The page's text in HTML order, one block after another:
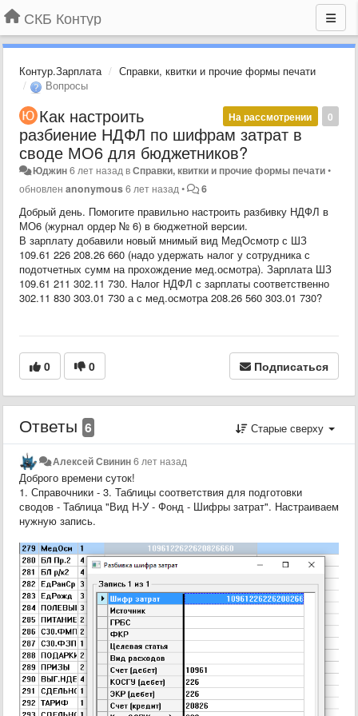
СКБ Контур
Контур.Зарплата
Справки, квитки и прочие формы печати
Вопросы
0
На рассмотрении
Как настроить
разбиение НДФЛ по шифрам затрат в
своде МО6 для бюджетников?
Юджин6 лет назад вСправки, квитки и прочие формы печати•
обновлен anonymous6 лет назад • 6
Добрый день. Помогите правильно настроить разбивку НДФЛ в
МО6 (журнал ордер № 6) в бюджетной версии.
В зарплату добавили новый мнимый вид МедОсмотр с ШЗ
109.61 226 208.26 660 (надо удержать налог у сотрудника с
подотчетных сумм на прохождение мед.осмотра). Зарплата ШЗ
109.61 211 302.11 730. Налог НДФЛ с зарплаты соответственно
302.11 830 303.01 730 а с мед.осмотра 208.26 560 303.01 730?
0 0 Подписаться
Ответы 6 Старые сверху
Алексей Свинин6 лет назад
Доброго времени суток!
1. Справочники - 3. Таблицы соответствия для подготовки
сводов - Таблица "Вид Н-У - Фонд - Шифры затрат". Настраиваем
нужную запись.